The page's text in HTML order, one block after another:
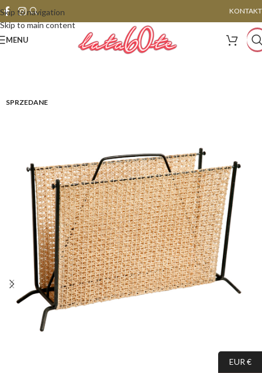
Skip to navigation
Skip to main content
KONTAKT
MENU
SPRZEDANE
EUR €